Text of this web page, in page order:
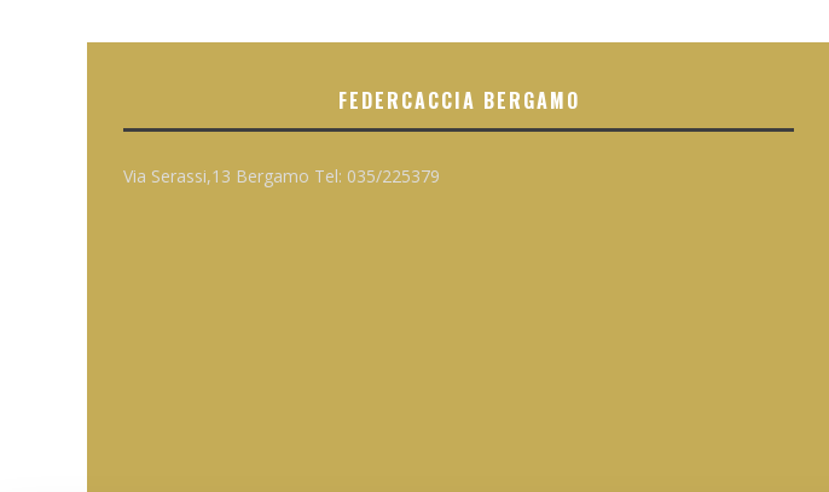
FEDERCACCIA BERGAMO
Via Serassi,13 Bergamo Tel: 035/225379